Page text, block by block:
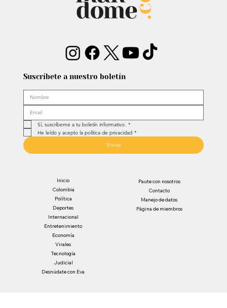
Suscríbete a nuestro boletín
Sí, suscríbeme a tu boletín informativo. *
He leído y acepto la política de privacidad *
Enviar
Inicio
Colombia
Política
Deportes
Internacional
Entretenimiento
Economía
Virales
Tecnología
Judicial
Desnúdate con Eva
Paute con nosotros
Contacto
Manejo de datos
Página de miembros